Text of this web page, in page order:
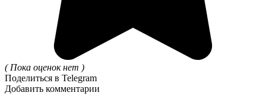
( Пока оценок нет )
Поделиться в Telegram
Добавить комментарии